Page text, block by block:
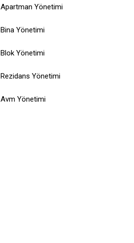
Apartman Yönetimi
Bina Yönetimi
Blok Yönetimi
Rezidans Yönetimi
Avm Yönetimi